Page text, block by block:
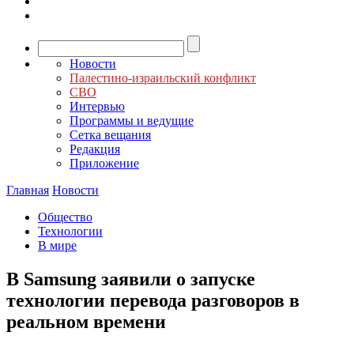
Новости
Палестино-израильский конфликт
СВО
Интервью
Программы и ведущие
Сетка вещания
Редакция
Приложение
Главная Новости
Общество
Технологии
В мире
В Samsung заявили о запуске
технологии перевода разговоров в
реальном времени